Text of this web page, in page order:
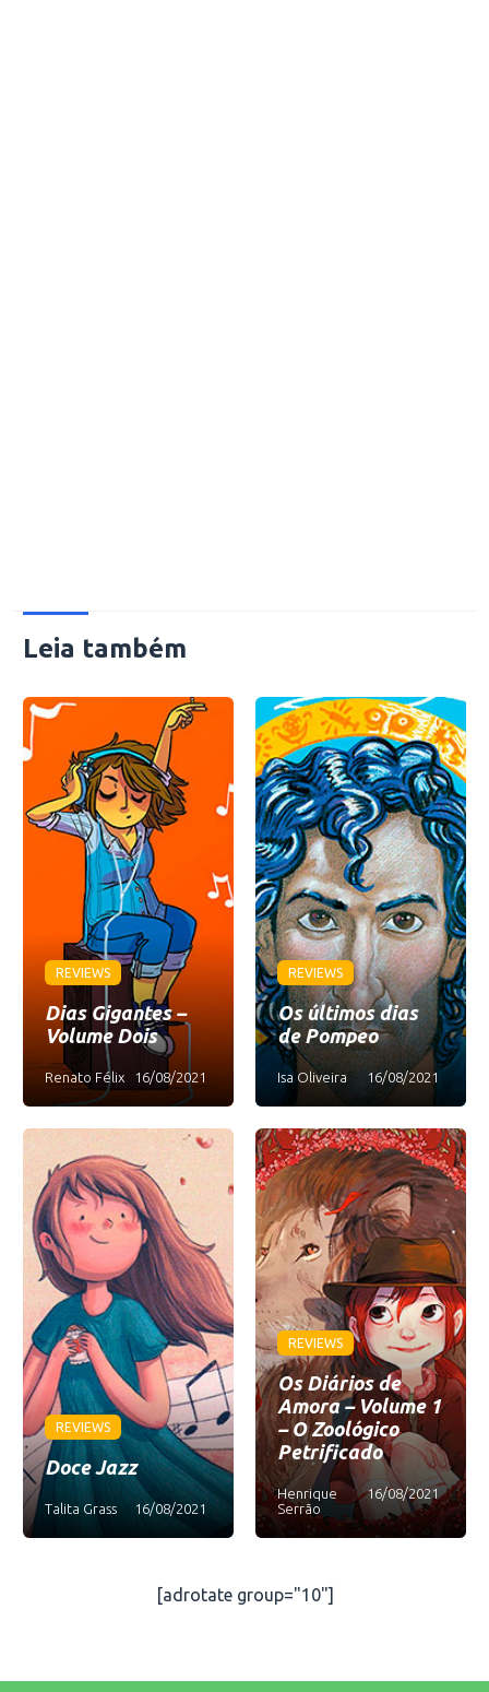
Leia também
REVIEWS
Dias Gigantes –
Volume Dois
Renato Félix 16/08/2021
REVIEWS
Os últimos dias
de Pompeo
Isa Oliveira 16/08/2021
REVIEWS
Doce Jazz
Talita Grass 16/08/2021
REVIEWS
Os Diários de
Amora – Volume 1
– O Zoológico
Petrificado
Henrique
Serrão
16/08/2021
[adrotate group="10"]